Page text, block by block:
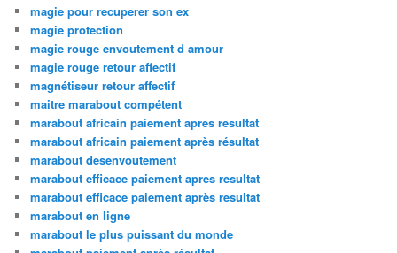
magie pour recuperer son ex
magie protection
magie rouge envoutement d amour
magie rouge retour affectif
magnétiseur retour affectif
maitre marabout compétent
marabout africain paiement apres resultat
marabout africain paiement après résultat
marabout desenvoutement
marabout efficace paiement apres resultat
marabout efficace paiement après resultat
marabout en ligne
marabout le plus puissant du monde